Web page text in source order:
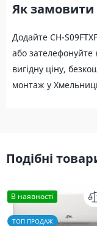
Як замовити
Додайте CH-
або
вигідну ціну,
монтаж у
Подібні
В наявності
ТОП ПРОДАЖ